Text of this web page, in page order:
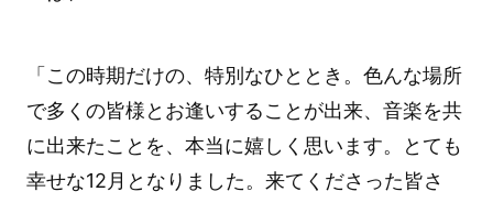
「この時期だけの、特別なひととき。色んな場所
で多くの皆様とお逢いすることが出来、音楽を共
に出来たことを、本当に嬉しく思います。とても
幸せな12月となりました。来てくださった皆さ